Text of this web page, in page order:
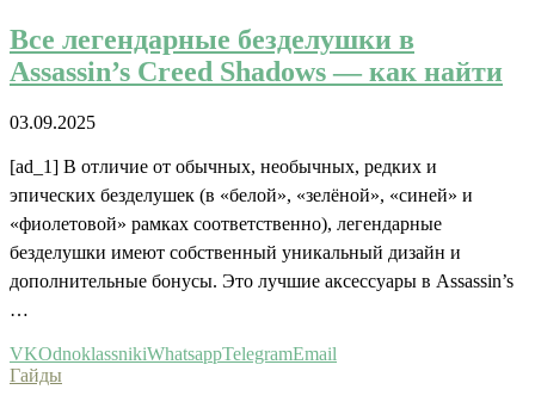
Все легендарные безделушки в
Assassin’s Creed Shadows — как найти
03.09.2025
[ad_1] В отличие от обычных, необычных, редких и
эпических безделушек (в «белой», «зелёной», «синей» и
«фиолетовой» рамках соответственно), легендарные
безделушки имеют собственный уникальный дизайн и
дополнительные бонусы. Это лучшие аксессуары в Assassin’s
…
VKOdnoklassnikiWhatsappTelegramEmail
Гайды